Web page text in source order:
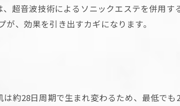
超音波技術によるソニックエステを併用
、効果を引き出すカギになります。
約28日周期で生まれ変わるため、最低で